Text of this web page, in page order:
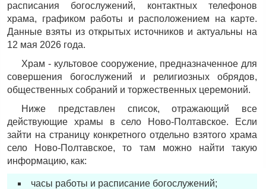
расписания богослужений, контактных телефонов
храма, графиком работы и расположением на карте.
Данные взяты из открытых источников и актуальны на
12 мая 2026 года.
Храм - культовое сооружение, предназначенное для
совершения богослужений и религиозных обрядов,
общественных собраний и торжественных церемоний.
Ниже представлен список, отражающий все
действующие храмы в село Ново-Полтавское. Если
зайти на страницу конкретного отдельно взятого храма
село Ново-Полтавское, то там можно найти такую
информацию, как:
часы работы и расписание богослужений;